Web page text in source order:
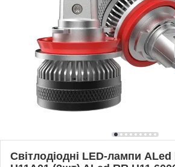
Світлодіодні LED-лампи ALed